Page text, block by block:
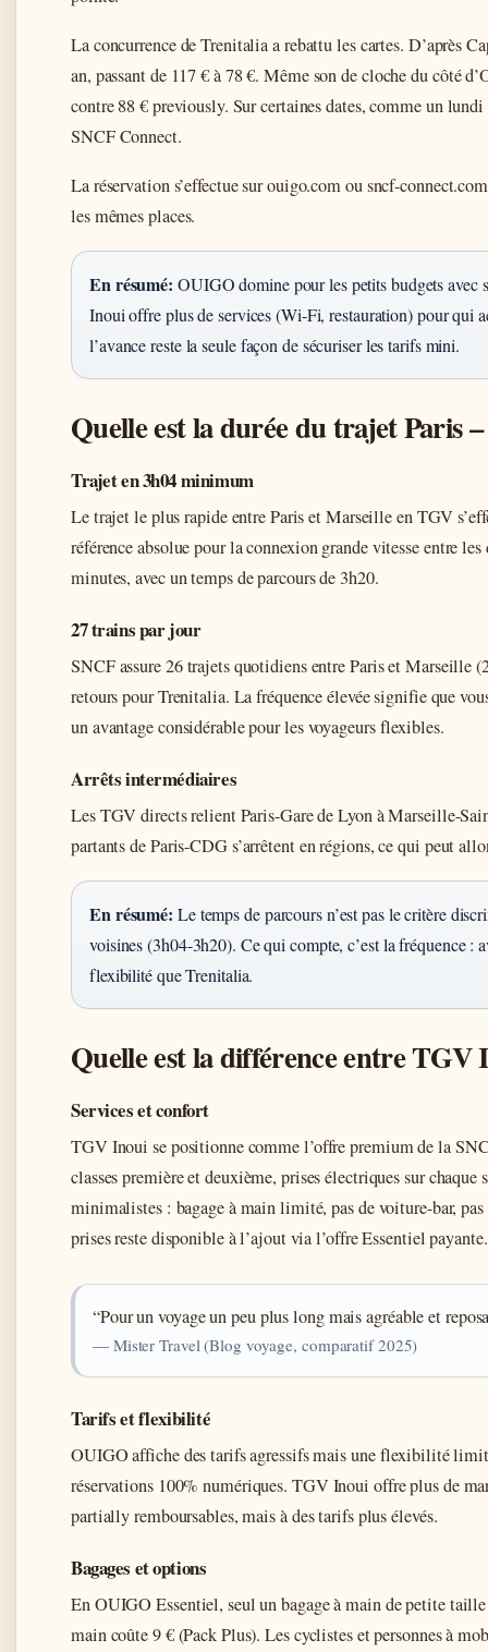
La concurrence de Trenitalia a rebattu les cartes. D’après
an, passant de 117 € à 78 €. Même son de cloche du côté
contre 88 € previously. Sur certaines dates, comme un
SNCF Connect.
La réservation s’effectue sur ouigo.com ou sncf-
les mêmes places.
En résumé: OUIGO domine pour les petits budgets
Inoui offre plus de services (Wi-Fi, restauration) pour qui
l’avance reste la seule façon de sécuriser les tarifs mini.
Quelle est la durée du trajet Paris
Trajet en 3h04 minimum
Le trajet le plus rapide entre Paris et Marseille en TGV
référence absolue pour la connexion grande vitesse entre
minutes, avec un temps de parcours de 3h20.
27 trains par jour
SNCF assure 26 trajets quotidiens entre Paris et Marseille
retours pour Trenitalia. La fréquence élevée signifie que
un avantage considérable pour les voyageurs flexibles.
Arrêts intermédiaires
Les TGV directs relient Paris-Gare de Lyon à Marseille-
partants de Paris-CDG s’arrêtent en régions, ce qui peut
En résumé: Le temps de parcours n’est pas le critère
voisines (3h04-3h20). Ce qui compte, c’est la fréquence
flexibilité que Trenitalia.
Quelle est la différence entre
Services et confort
TGV Inoui se positionne comme l’offre premium de la
classes première et deuxième, prises électriques sur
minimalistes : bagage à main limité, pas de voiture-bar,
prises reste disponible à l’ajout via l’offre Essentiel payante.
“Pour un voyage un peu plus long mais agréable et
— Mister Travel (Blog voyage, comparatif 2025)
Tarifs et flexibilité
OUIGO affiche des tarifs agressifs mais une flexibilité
réservations 100% numériques. TGV Inoui offre plus de
partially remboursables, mais à des tarifs plus élevés.
Bagages et options
En OUIGO Essentiel, seul un bagage à main de petite
main coûte 9 € (Pack Plus). Les cyclistes et personnes à